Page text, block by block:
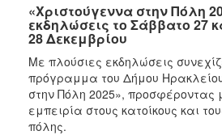
ΠΟΛΙΤΙΣΜΟΣ
ΑΝΘΕΚΤΙΚΗ
ΠΟΛΗ
«Χριστούγεννα στην Πόλη
εκδηλώσεις το Σάββατο 27
28 Δεκεμβρίου
Με πλούσιες εκδηλώσεις
πρόγραμμα του Δήμου
στην Πόλη 2025», προσφέροντας
εμπειρία στους κατοίκους και
πόλης.